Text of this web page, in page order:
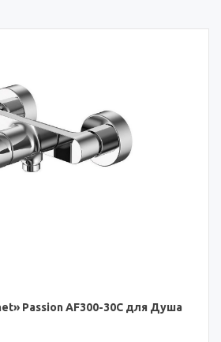
Passion AF300-30С для Душа